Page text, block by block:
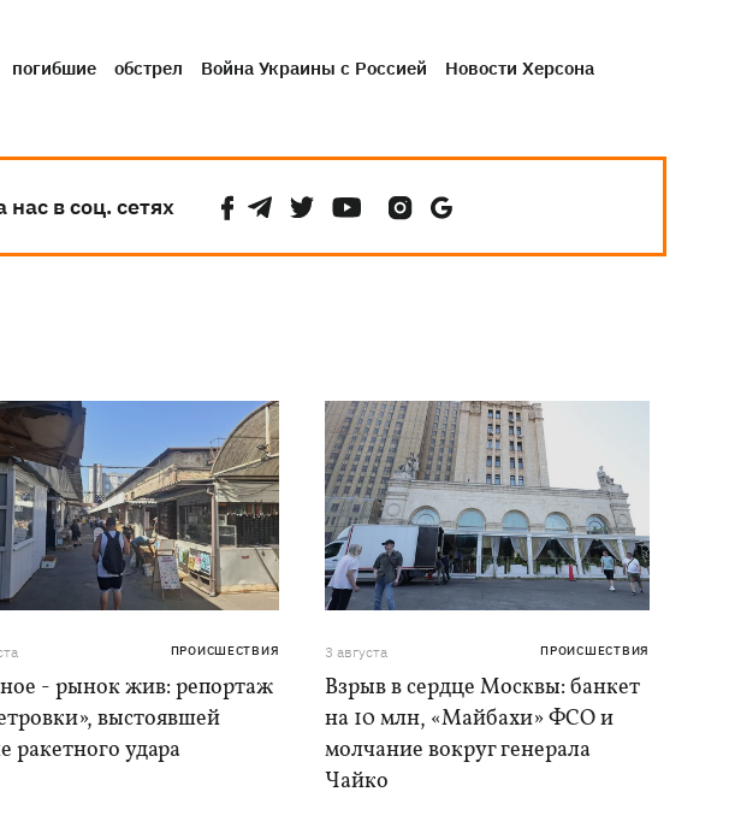
погибшие обстрел Война Украины с Россией
Новости Херсона
в соц. сетях
ПРОИСШЕСТВИЯ
- рынок жив: репортаж
выстоявшей
ракетного удара
3 августа ПРОИСШЕСТВИЯ
Взрыв в сердце Москвы: банкет
на 10 млн, «Майбахи» ФСО и
молчание вокруг генерала
Чайко